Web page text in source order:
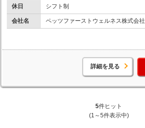
休日 シフト制
会社名 ペッツファーストウェルネス株式会社
詳細を見る
5件ヒット
(1～5件表示中)